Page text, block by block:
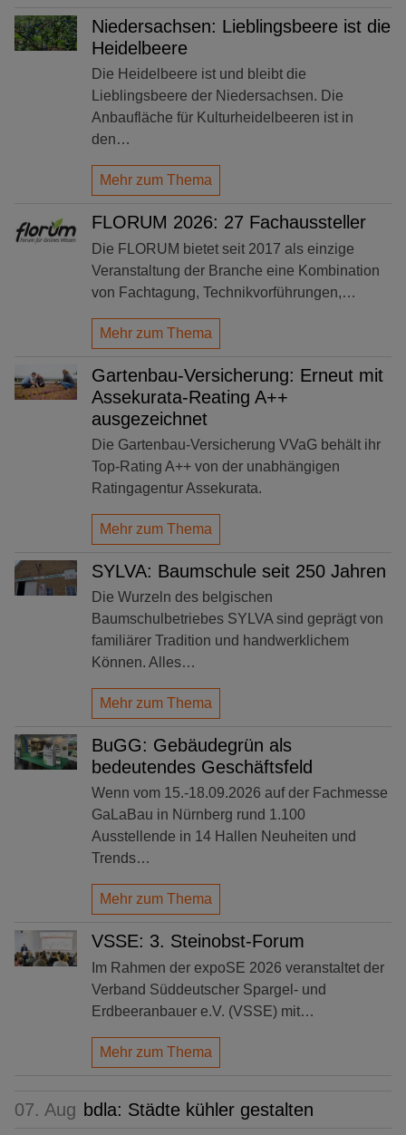
Niedersachsen: Lieblingsbeere ist die
Heidelbeere
Die Heidelbeere ist und bleibt die
Lieblingsbeere der Niedersachsen. Die
Anbaufläche für Kulturheidelbeeren ist in
den…
Mehr zum Thema
FLORUM 2026: 27 Fachaussteller
Die FLORUM bietet seit 2017 als einzige
Veranstaltung der Branche eine Kombination
von Fachtagung, Technikvorführungen,…
Mehr zum Thema
Gartenbau-Versicherung: Erneut mit
Assekurata-Reating A++
ausgezeichnet
Die Gartenbau-Versicherung VVaG behält ihr
Top-Rating A++ von der unabhängigen
Ratingagentur Assekurata.
Mehr zum Thema
SYLVA: Baumschule seit 250 Jahren
Die Wurzeln des belgischen
Baumschulbetriebes SYLVA sind geprägt von
familiärer Tradition und handwerklichem
Können. Alles…
Mehr zum Thema
BuGG: Gebäudegrün als
bedeutendes Geschäftsfeld
Wenn vom 15.-18.09.2026 auf der Fachmesse
GaLaBau in Nürnberg rund 1.100
Ausstellende in 14 Hallen Neuheiten und
Trends…
Mehr zum Thema
VSSE: 3. Steinobst-Forum
Im Rahmen der expoSE 2026 veranstaltet der
Verband Süddeutscher Spargel- und
Erdbeeranbauer e.V. (VSSE) mit…
Mehr zum Thema
07. Aug bdla: Städte kühler gestalten